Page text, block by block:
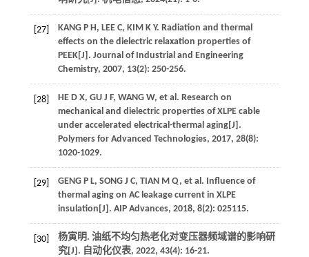
[27] KANG P H, LEE C, KIM K Y. Radiation and thermal
effects on the dielectric relaxation properties of
PEEK[J]. Journal of Industrial and Engineering
Chemistry, 2007, 13(2): 250-256.
[28] HE D X, GU J F, WANG W, et al . Research on
mechanical and dielectric properties of XLPE cable
under accelerated electrical-thermal aging[J].
Polymers for Advanced Technologies, 2017, 28(8):
1020-1029.
[29] GENG P L, SONG J C, TIAN M Q, et al . Influence of
thermal aging on AC leakage current in XLPE
insulation[J]. AIP Advances, 2018, 8(2): 025115.
[30]
杨寅明. 油纸不均匀热老化对变压器频域谱的影响研
究[J]. 自动化仪表, 2022, 43(4): 16-21.